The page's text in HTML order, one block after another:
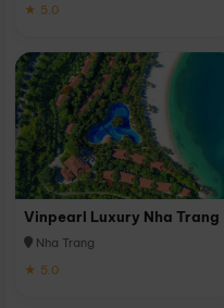
★ 5.0
Vinpearl Luxury Nha Trang
Nha Trang
★ 5.0